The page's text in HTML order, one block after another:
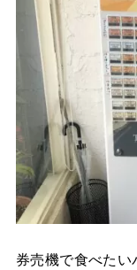
券売機で食べた